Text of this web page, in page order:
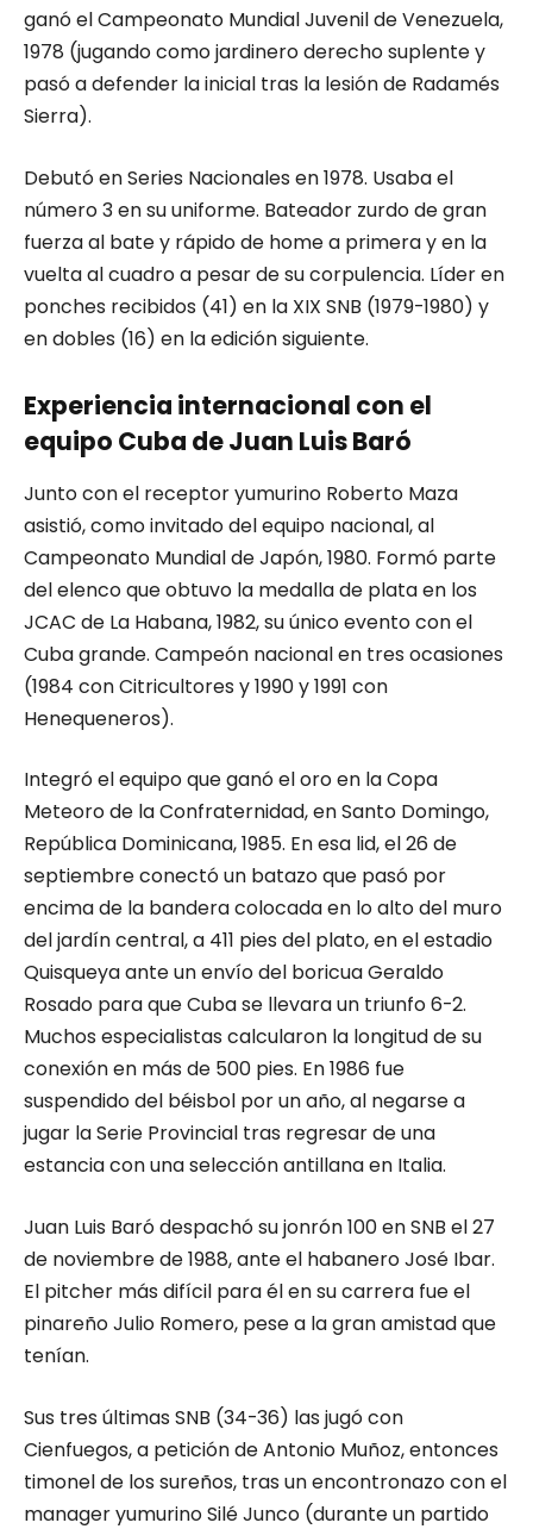
ganó el Campeonato Mundial Juvenil de Venezuela,
1978 (jugando como jardinero derecho suplente y
pasó a defender la inicial tras la lesión de Radamés
Sierra).
Debutó en Series Nacionales en 1978. Usaba el
número 3 en su uniforme. Bateador zurdo de gran
fuerza al bate y rápido de home a primera y en la
vuelta al cuadro a pesar de su corpulencia. Líder en
ponches recibidos (41) en la XIX SNB (1979-1980) y
en dobles (16) en la edición siguiente.
Experiencia internacional con el
equipo Cuba de Juan Luis Baró
Junto con el receptor yumurino Roberto Maza
asistió, como invitado del equipo nacional, al
Campeonato Mundial de Japón, 1980. Formó parte
del elenco que obtuvo la medalla de plata en los
JCAC de La Habana, 1982, su único evento con el
Cuba grande. Campeón nacional en tres ocasiones
(1984 con Citricultores y 1990 y 1991 con
Henequeneros).
Integró el equipo que ganó el oro en la Copa
Meteoro de la Confraternidad, en Santo Domingo,
República Dominicana, 1985. En esa lid, el 26 de
septiembre conectó un batazo que pasó por
encima de la bandera colocada en lo alto del muro
del jardín central, a 411 pies del plato, en el estadio
Quisqueya ante un envío del boricua Geraldo
Rosado para que Cuba se llevara un triunfo 6-2.
Muchos especialistas calcularon la longitud de su
conexión en más de 500 pies. En 1986 fue
suspendido del béisbol por un año, al negarse a
jugar la Serie Provincial tras regresar de una
estancia con una selección antillana en Italia.
Juan Luis Baró despachó su jonrón 100 en SNB el 27
de noviembre de 1988, ante el habanero José Ibar.
El pitcher más difícil para él en su carrera fue el
pinareño Julio Romero, pese a la gran amistad que
tenían.
Sus tres últimas SNB (34-36) las jugó con
Cienfuegos, a petición de Antonio Muñoz, entonces
timonel de los sureños, tras un encontronazo con el
manager yumurino Silé Junco (durante un partido